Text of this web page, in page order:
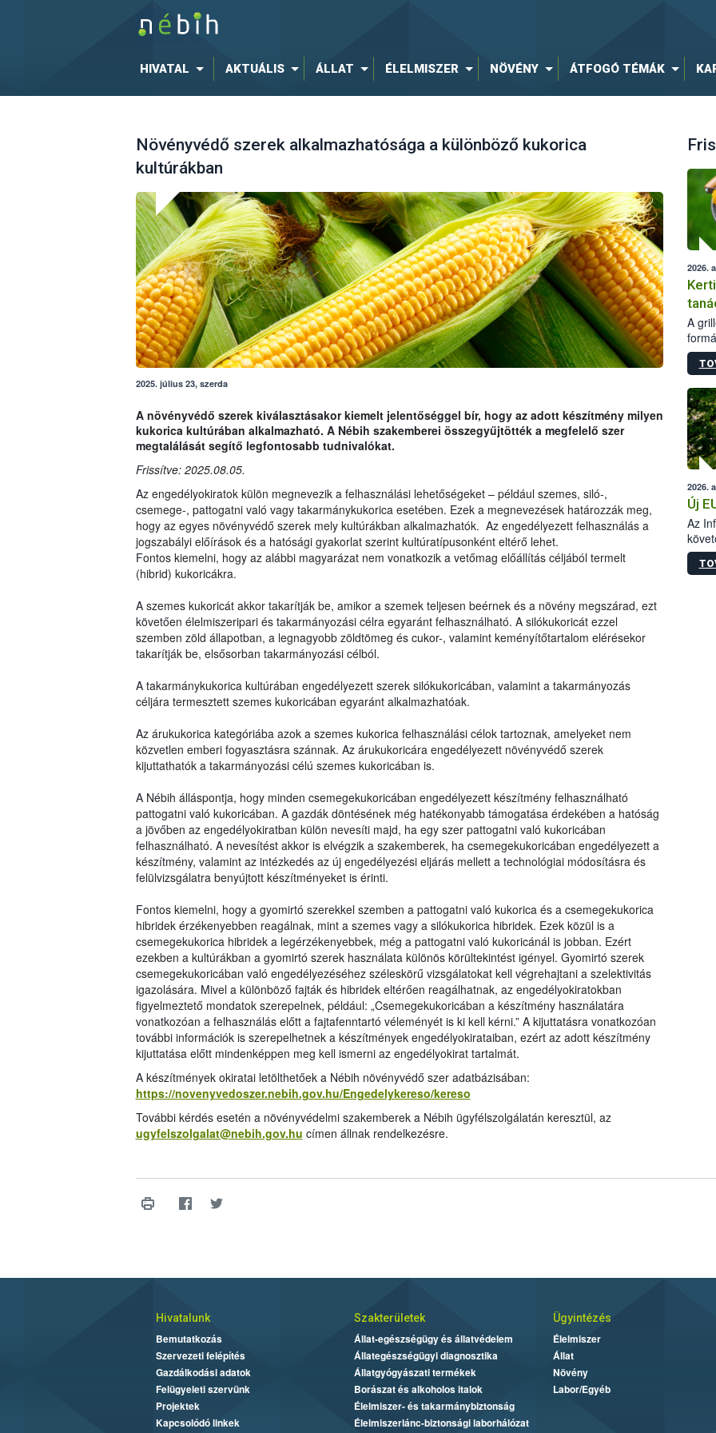
HIVATAL AKTUÁLIS ÁLLAT ÉLELMISZER NÖVÉNY ÁTFOGÓ TÉMÁK
Növényvédő szerek alkalmazhatósága a különböző kukorica
kultúrákban
2025. július 23, szerda
A növényvédő szerek kiválasztásakor kiemelt jelentőséggel bír, hogy az adott készítmény milyen
kukorica kultúrában alkalmazható. A Nébih szakemberei összegyűjtötték a megfelelő szer
megtalálását segítő legfontosabb tudnivalókat.
Frissítve: 2025.08.05.
Az engedélyokiratok külön megnevezik a felhasználási lehetőségeket – például szemes, siló-,
csemege-, pattogatni való vagy takarmánykukorica esetében. Ezek a megnevezések határozzák meg,
hogy az egyes növényvédő szerek mely kultúrákban alkalmazhatók. Az engedélyezett felhasználás a
jogszabályi előírások és a hatósági gyakorlat szerint kultúratípusonként eltérő lehet.
Fontos kiemelni, hogy az alábbi magyarázat nem vonatkozik a vetőmag előállítás céljából termelt
(hibrid) kukoricákra.
A szemes kukoricát akkor takarítják be, amikor a szemek teljesen beérnek és a növény megszárad, ezt
követően élelmiszeripari és takarmányozási célra egyaránt felhasználható. A silókukoricát ezzel
szemben zöld állapotban, a legnagyobb zöldtömeg és cukor-, valamint keményítőtartalom elérésekor
takarítják be, elsősorban takarmányozási célból.
A takarmánykukorica kultúrában engedélyezett szerek silókukoricában, valamint a takarmányozás
céljára termesztett szemes kukoricában egyaránt alkalmazhatóak.
Az árukukorica kategóriába azok a szemes kukorica felhasználási célok tartoznak, amelyeket nem
közvetlen emberi fogyasztásra szánnak. Az árukukoricára engedélyezett növényvédő szerek
kijuttathatók a takarmányozási célú szemes kukoricában is.
A Nébih álláspontja, hogy minden csemegekukoricában engedélyezett készítmény felhasználható
pattogatni való kukoricában. A gazdák döntésének még hatékonyabb támogatása érdekében a hatóság
a jövőben az engedélyokiratban külön nevesíti majd, ha egy szer pattogatni való kukoricában
felhasználható. A nevesítést akkor is elvégzik a szakemberek, ha csemegekukoricában engedélyezett a
készítmény, valamint az intézkedés az új engedélyezési eljárás mellett a technológiai módosításra és
felülvizsgálatra benyújtott készítményeket is érinti.
Fontos kiemelni, hogy a gyomirtó szerekkel szemben a pattogatni való kukorica és a csemegekukorica
hibridek érzékenyebben reagálnak, mint a szemes vagy a silókukorica hibridek. Ezek közül is a
csemegekukorica hibridek a legérzékenyebbek, még a pattogatni való kukoricánál is jobban. Ezért
ezekben a kultúrákban a gyomirtó szerek használata különös körültekintést igényel. Gyomirtó szerek
csemegekukoricában való engedélyezéséhez széleskörű vizsgálatokat kell végrehajtani a szelektivitás
igazolására. Mivel a különböző fajták és hibridek eltérően reagálhatnak, az engedélyokiratokban
figyelmeztető mondatok szerepelnek, például: „Csemegekukoricában a készítmény használatára
vonatkozóan a felhasználás előtt a fajtafenntartó véleményét is ki kell kérni.” A kijuttatásra vonatkozóan
további információk is szerepelhetnek a készítmények engedélyokirataiban, ezért az adott készítmény
kijuttatása előtt mindenképpen meg kell ismerni az engedélyokirat tartalmát.
A készítmények okiratai letölthetőek a Nébih növényvédő szer adatbázisában:
https://novenyvedoszer.nebih.gov.hu/Engedelykereso/kereso
További kérdés esetén a növényvédelmi szakemberek a Nébih ügyfélszolgálatán keresztül, az
ugyfelszolgalat@nebih.gov.hu címen állnak rendelkezésre.
2026.
A
a
2026.
Új
Az
Hivatalunk
Bemutatkozás
Szervezeti felépítés
Gazdálkodási adatok
Felügyeleti szervünk
Projektek
Kapcsolódó linkek
Szakterületek
Állat-egészségügy és állatvédelem
Állategészségügyi diagnosztika
Állatgyógyászati termékek
Borászat és alkoholos italok
Élelmiszer- és takarmánybiztonság
Élelmiszerlánc-biztonsági laborhálózat
Ügyintézés
Élelmiszer
Állat
Növény
Labor/Egyéb